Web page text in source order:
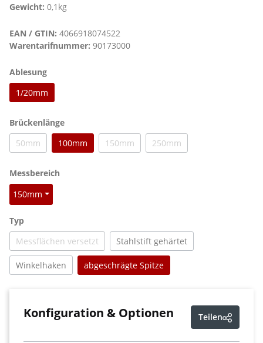
Gewicht: 0,1kg
EAN / GTIN: 4066918074522
Warentarifnummer: 90173000
Ablesungauswählen
1/20mm
Brückenlängeauswählen
50mm(Diese Option ist zurzeit nicht verfügbar.)
100mm 150mm(Diese Option ist zurzeit nicht verfügbar.)
250mm(Diese Option ist zurzeit
Messbereich
150mm
Typauswählen
Messflächen versetzt(Diese Option ist zurzeit nicht verfügbar.)
Stahlstift gehärtet
Winkelhaken abgeschrägte Spitze
Konfiguration & Optionen Teilen